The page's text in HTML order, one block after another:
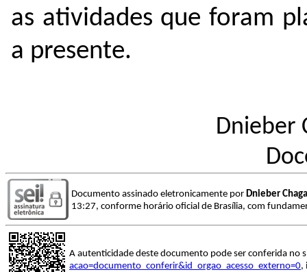
as atividades que foram
a presente.
Dnieber
Documento assinado eletronicamente por Dnieber
13:27, conforme horário oficial de Brasília, com
A autenticidade deste documento pode ser conferida no
acao=documento_conferir&id_orgao_acesso_externo=0,